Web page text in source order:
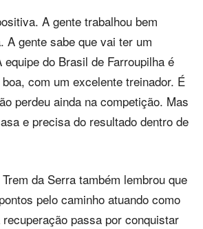
A gente trabalhou bem
A gente sabe que vai ter um
do Brasil de Farroupilha é
com um excelente treinador. É
perdeu ainda na competição. Mas
e precisa do resultado dentro de
da Serra também lembrou que
pelo caminho atuando como
passa por conquistar